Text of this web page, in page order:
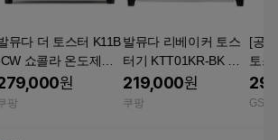
뮤다 더 토스터 K11B
쇼콜라 온도제어
가지 모드 토스터기
븐 토스트기 가정용
원
팡
발뮤다 리베이커 토스
터기 KTT01KR-BK 리
베이크 모드 오븐형 토
스트기 떡구이 그라탱
219,000원
쿠팡
[공
토스
콜라
&망